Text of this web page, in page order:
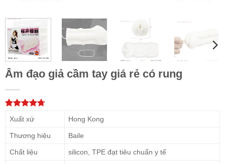
Âm đạo giả cầm tay giá rẻ có rung
4.67 trên
5 dựa trên
Xuất xứ Hong Kong
Thương hiệu Baile
Chất liệu silicon, TPE đạt tiêu chuẩn y tế